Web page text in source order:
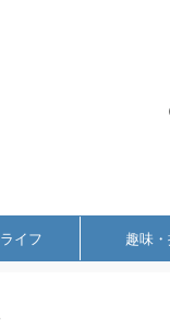
イフ 趣味